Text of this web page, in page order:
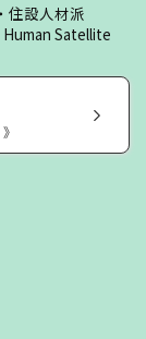
住設人材派
Human Satellite